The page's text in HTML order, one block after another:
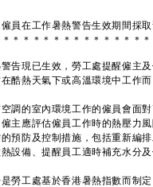
員在工作暑熱警告生效期間採
＊ ＊ ＊ ＊ ＊ ＊ ＊ ＊ ＊ ＊ ＊ ＊ ＊ ＊ ＊
現已生效，勞工處提醒僱主及
酷熱天氣下或高溫環境中工作而
的室內環境工作的僱員會面對
主應評估僱員工作時的熱壓力
預防及控制措施，包括重新編
設備、提醒員工適時補充水分及
工處基於香港暑熱指數而制定